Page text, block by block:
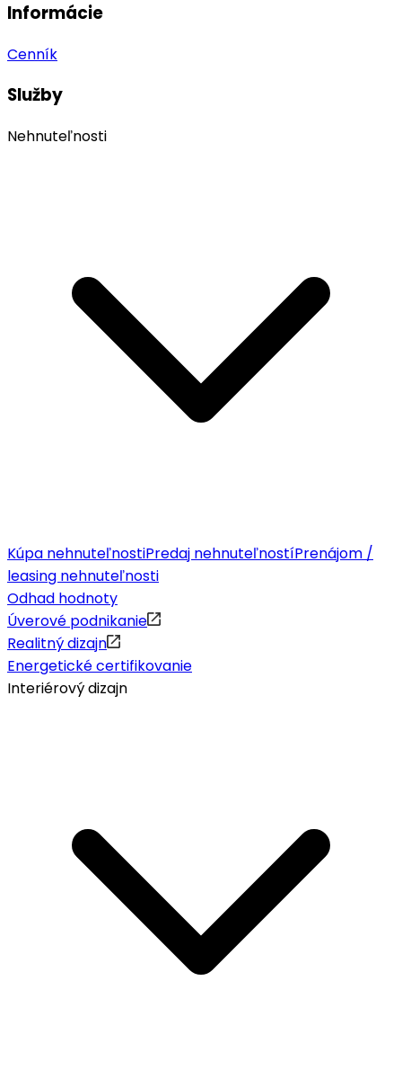
Informácie
Cenník
Služby
Nehnuteľnosti
Kúpa nehnuteľnostiPredaj nehnuteľnostíPrenájom /
leasing nehnuteľnosti
Odhad hodnoty
Úverové podnikanie
Realitný dizajn
Energetické certifikovanie
Interiérový dizajn